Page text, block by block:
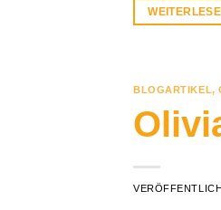
BLOGARTIKEL,